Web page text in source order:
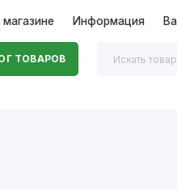
Информация
ТОВАРОВ